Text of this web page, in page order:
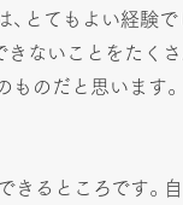
とてもよい経験
ないことをたく
のだと思います。
きるところです